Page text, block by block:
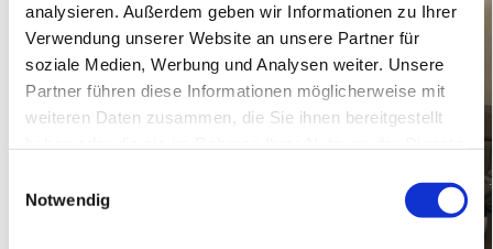
analysieren. Außerdem geben wir Informationen zu Ihrer
Verwendung unserer Website an unsere Partner für
soziale Medien, Werbung und Analysen weiter. Unsere
Partner führen diese Informationen möglicherweise mit
weiteren Daten zusammen, die Sie ihnen bereitgestellt
Notwendig